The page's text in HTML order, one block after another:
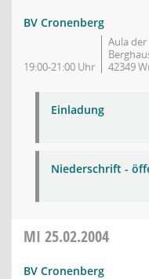
BV Cronenberg
19:00-21:00 Uhr
Aula
42349
Einladung
Niederschrift -
MI 25.02.2004
BV Cronenberg